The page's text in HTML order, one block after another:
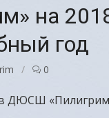
на
год
/ 0
ДЮСШ